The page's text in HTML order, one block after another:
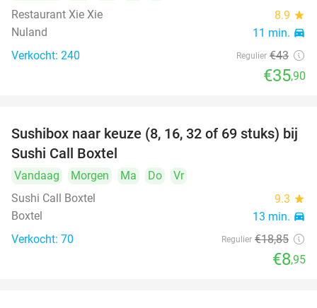
Restaurant Xie Xie
8.9 star
Nuland 11 min. directions_car
Verkocht: 240 Regulier €43
€35,90
53%
Sushibox naar keuze (8, 16, 32 of 69 stuks) bij
Sushi Call Boxtel
Vandaag Morgen Ma Do
Vr
Sushi Call Boxtel
9.3 star
Boxtel 13 min. directions_car
Verkocht: 70 Regulier €18,85
€8,95